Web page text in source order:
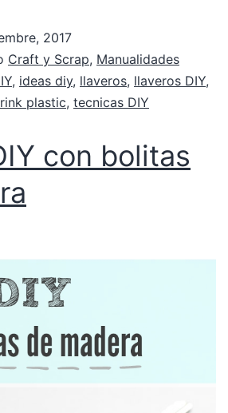
2017
Craft y Scrap, Manualidades
, ideas diy, llaveros, llaveros DIY,
plastic, tecnicas DIY
con bolitas